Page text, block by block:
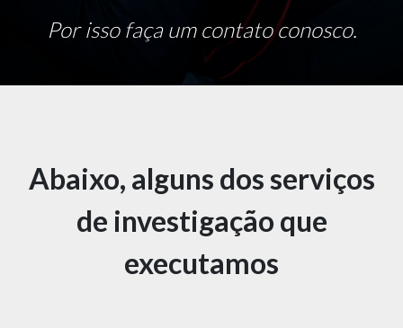
Por isso faça um contato conosco.
Abaixo, alguns dos serviços
de investigação que
executamos